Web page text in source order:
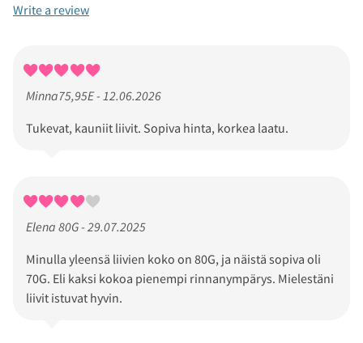
Write a review
Minna75,95E - 12.06.2026
Tukevat, kauniit liivit. Sopiva hinta, korkea laatu.
Elena 80G - 29.07.2025
Minulla yleensä liivien koko on 80G, ja näistä sopiva oli
70G. Eli kaksi kokoa pienempi rinnanympärys. Mielestäni
liivit istuvat hyvin.